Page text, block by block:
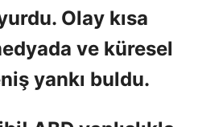
Olay kısa
ve küresel
yankı buldu.